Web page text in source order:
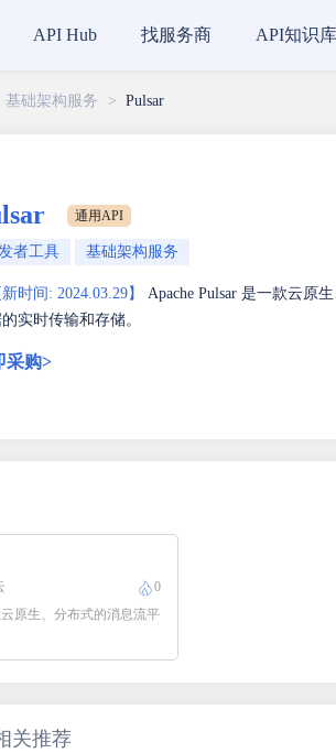
基础架构服务 > Pulsar
通用API
者工具 基础架构服务
新时间: 2024.03.29】
Apache Pulsar 是一款云原
实时传输和存储。
采购>
0
云原生、分布式的消息流平
关推荐
API Hub 找服务商 API知识库